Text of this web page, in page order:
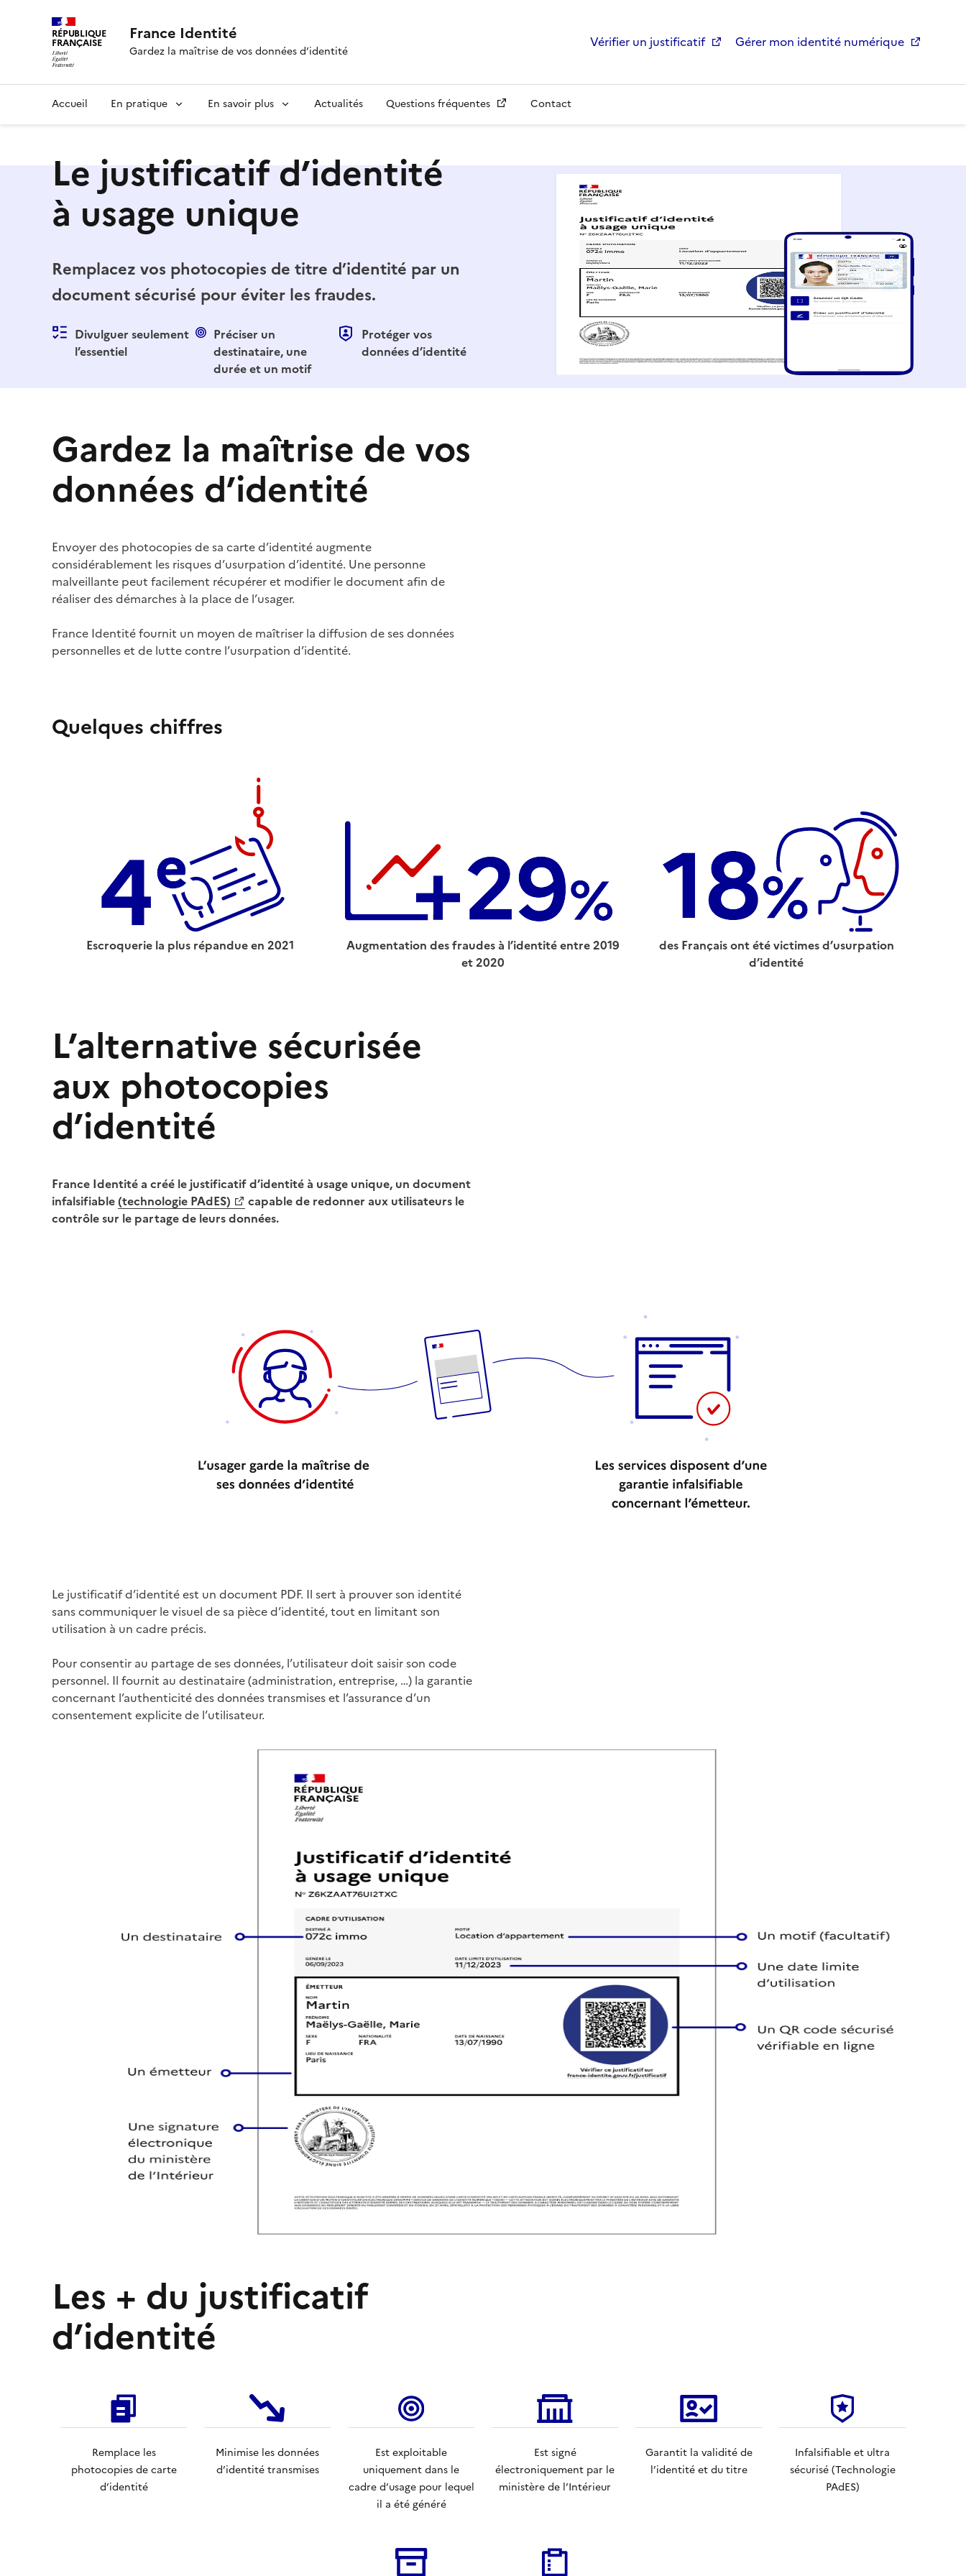
RÉPUBLIQUE
FRANÇAISE France Identité
Gardez la maîtrise de vos données d’identité
Vérifier un justificatif Gérer mon identité numérique
Accueil En pratique En savoir plus Actualités Questions fréquentes Contact
Le justificatif d’identité
à usage unique
Remplacez vos photocopies de titre d’identité par un
document sécurisé pour éviter les fraudes.
Divulguer seulement
l’essentiel
Préciser un
destinataire, une
durée et un motif
Protéger vos
données d’identité
Gardez la maîtrise de vos
données d’identité
Envoyer des photocopies de sa carte d’identité augmente
considérablement les risques d’usurpation d’identité. Une personne
malveillante peut facilement récupérer et modifier le document afin de
réaliser des démarches à la place de l’usager.
France Identité fournit un moyen de maîtriser la diffusion de ses données
personnelles et de lutte contre l’usurpation d’identité.
Quelques chiffres
Escroquerie la plus répandue en 2021
Augmentation des fraudes à l’identité entre 2019
et 2020
des Français ont été victimes d’usurpation
d’identité
L’alternative sécurisée
aux photocopies
d’identité
France Identité a créé le justificatif d’identité à usage unique, un document
infalsifiable(technologie PAdES)
capable de redonner aux utilisateurs le
contrôle sur le partage de leurs données.
Le justificatif d’identité est un document PDF. Il sert à prouver son identité
sans communiquer le visuel de sa pièce d’identité, tout en limitant son
utilisation à un cadre précis.
Pour consentir au partage de ses données, l’utilisateur doit saisir son code
personnel. Il fournit au destinataire (administration, entreprise, …) la garantie
concernant l’authenticité des données transmises et l’assurance d’un
consentement explicite de l’utilisateur.
Les + du justificatif
d’identité
Remplace les
photocopies de carte
d’identité
Minimise les données
d’identité transmises
Est exploitable
uniquement dans le
cadre d’usage pour lequel
il a été généré
Est signé
électroniquement par le
ministère de l’Intérieur
Garantit la validité de
l’identité et du titre
Infalsifiable et ultra
sécurisé (Technologie
PAdES)